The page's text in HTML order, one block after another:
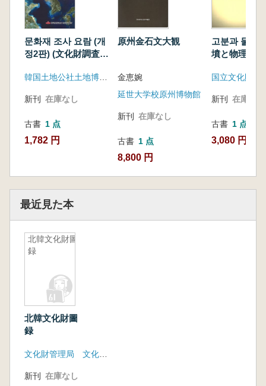
문화재 조사 요람 (개
정2판) (文化財調査要
韓国土地公社土地博物館
新刊 在庫なし
古書 1 点
1,782 円
原州金石文大観
金恵婉
延世大学校原州博物館
新刊 在庫なし
古書 1 点
8,800 円
고분과 물리
墳と物理踏
国立文化財研
新刊 在庫なし
古書 1 点
3,080 円
最近見た本
北韓文化財圖
録
北韓文化財圖
録
新刊 在庫なし